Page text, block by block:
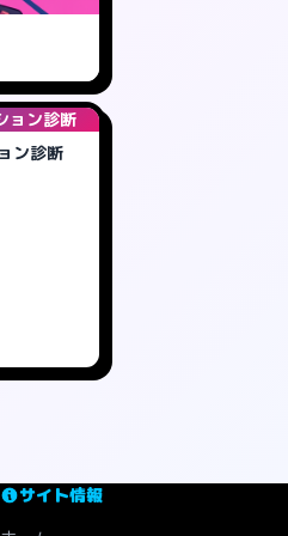
ョン診断
ン診断
サイト情報